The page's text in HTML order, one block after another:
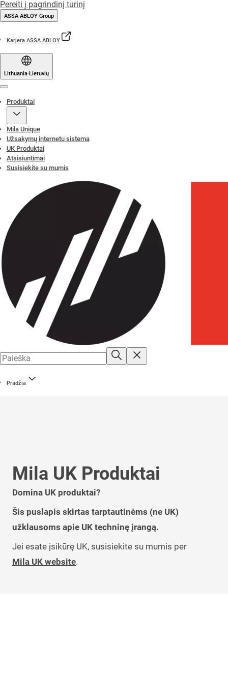
Pereiti į pagrindinį turinį
ASSA ABLOY Group
Karjera ASSA ABLOY
Lithuania·Lietuvių
Produktai
Mila Unique
Užsakymų internetu sistema
UK Produktai
Atsisiuntimai
Susisiekite su mumis
Pradžia
Mila UK Produktai
Domina UK produktai?
Šis puslapis skirtas tarptautinėms (ne UK)
užklausoms apie UK techninę įrangą.
Jei esate įsikūrę UK, susisiekite su mumis per
Mila UK website.